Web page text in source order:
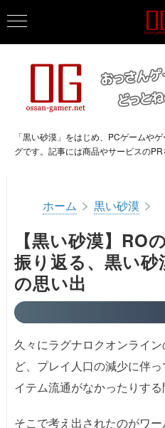
「黒い砂漠」をはじめ、PCゲームや
グです。記事には商品やサービスのPR
ホーム > 黒い砂漠 >
【黒い砂漠】RO
振り返る、黒い
の思い出
久々にラグナロクオンライ
ど、プレイ人口の減少に伴
イテム流通がなかったりする
そこで考え出されたのがワ